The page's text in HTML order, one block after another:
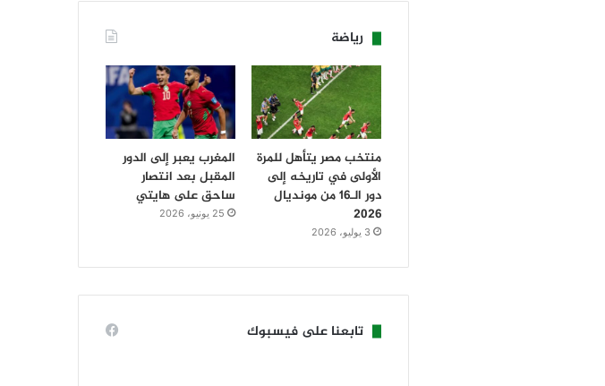
رياضة
منتخب مصر يتأهل للمرة
الأولى في تاريخه إلى
دور الـ16 من مونديال
2026
3 يوليو، 2026
المغرب يعبر إلى الدور
المقبل بعد انتصار
ساحق على هايتي
25 يونيو، 2026
تابعنا على فيسبوك